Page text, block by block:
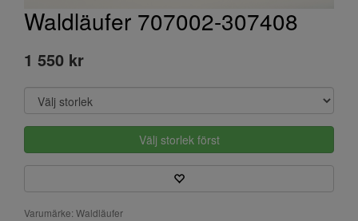
Waldläufer 707002-307408
1 550 kr
Välj storlek först
Varumärke: Waldläufer